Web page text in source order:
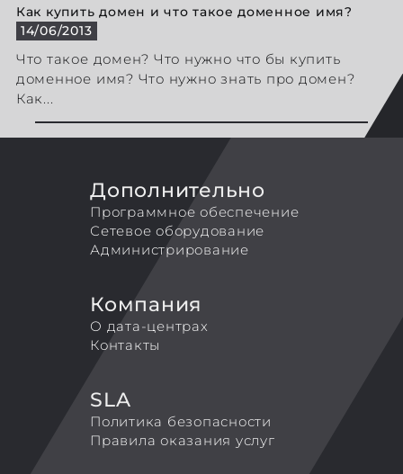
Как купить домен и что такое доменное имя?
14/06/2013
Что такое домен? Что нужно что бы купить
доменное имя? Что нужно знать про домен?
Как...
Дополнительно
Программное обеспечение
Сетевое оборудование
Администрирование
Компания
О дата-центрах
Контакты
SLA
Политика безопасности
Правила оказания услуг